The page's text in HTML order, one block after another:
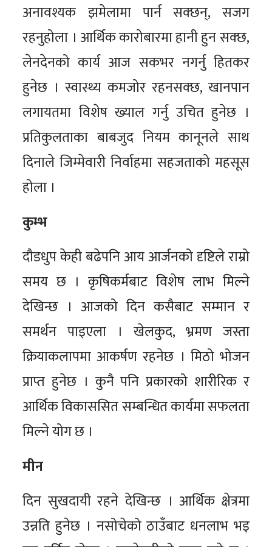
अनावश्यक झमेलामा पार्न सक्छन्, सजग
रहनुहोला । आर्थिक कारोबारमा हानी हुन सक्छ,
लेनदेनको कार्य आज सकभर नगर्नु हितकर
हुनेछ । स्वास्थ्य कमजोर रहनसक्छ, खानपान
लगायतमा विशेष ख्याल गर्नु उचित हुनेछ ।
प्रतिकुलताका बाबजुद नियम कानूनले साथ
दिनाले जिम्मेवारी निर्वाहमा सहजताको महसूस
होला ।
कुम्भ
दौडधुप केही बढेपनि आय आर्जनको दृष्टिले राम्रो
समय छ । कृषिकर्मबाट विशेष लाभ मिल्ने
देखिन्छ । आजको दिन कसैबाट सम्मान र
समर्थन पाइएला । खेलकुद, भ्रमण जस्ता
क्रियाकलापमा आकर्षण रहनेछ । मिठो भोजन
प्राप्त हुनेछ । कुनै पनि प्रकारको शारीरिक र
आर्थिक विकाससित सम्बन्धित कार्यमा सफलता
मिल्ने योग छ ।
मीन
दिन सुखदायी रहने देखिन्छ । आर्थिक क्षेत्रमा
उन्नति हुनेछ । नसोचेको ठाउँबाट धनलाभ भइ